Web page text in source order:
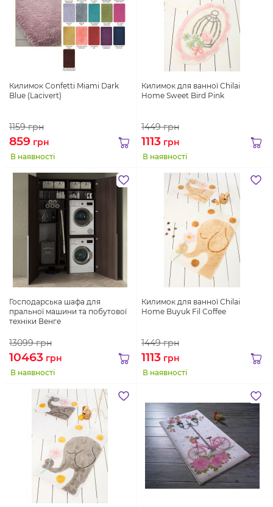
Килимок Confetti Miami Dark
Blue (Lacivert)
1159грн
859 грн
В наявності
Килимок для ванної Chilai
Home Sweet Bird Pink
1449грн
1113 грн
В наявності
Господарська шафа для
пральної машини та побутової
техніки Венге
13099грн
10463 грн
В наявності
Килимок для ванної Chilai
Home Buyuk Fil Coffee
1449грн
1113 грн
В наявності